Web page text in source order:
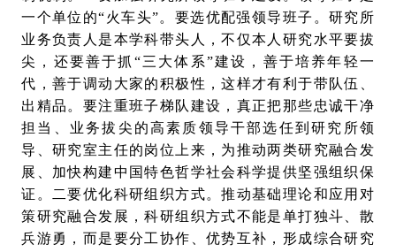
一个单位的“火车头”。要选优配强领导班子。研究所
业务负责人是本学科带头人，不仅本人研究水平要拔
尖，还要善于抓“三大体系”建设，善于培养年轻一
代，善于调动大家的积极性，这样才有利于带队伍、
出精品。要注重班子梯队建设，真正把那些忠诚干净
担当、业务拔尖的高素质领导干部选任到研究所领
导、研究室主任的岗位上来，为推动两类研究融合发
展、加快构建中国特色哲学社会科学提供坚强组织保
证。二要优化科研组织方式。推动基础理论和应用对
策研究融合发展，科研组织方式不能是单打独斗、散
兵游勇，而是要分工协作、优势互补，形成综合研究